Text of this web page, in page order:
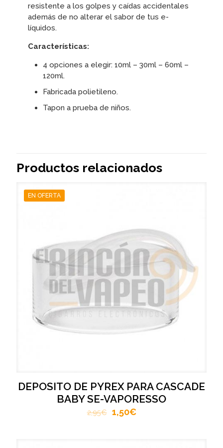
resistente a los golpes y caídas accidentales
además de no alterar el sabor de tus e-
líquidos.
Características:
4 opciones a elegir: 10ml – 30ml – 60ml –
120ml.
Fabricada polietileno.
Tapon a prueba de niños.
Productos relacionados
EN OFERTA
DEPOSITO DE PYREX PARA CASCADE
BABY SE-VAPORESSO
2,95€ 1,50€